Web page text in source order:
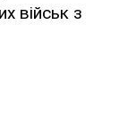
військ з